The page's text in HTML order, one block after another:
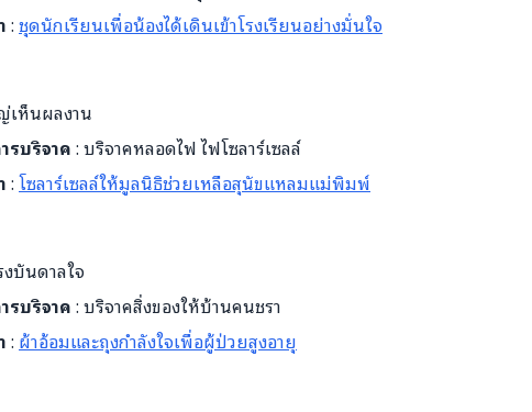
:ชุดนักเรียนเพื่อน้องได้เดินเข้าโรงเรียนอย่างมั่นใจ
เห็นผลงาน
รบริจาค: บริจาคหลอดไฟ ไฟโซลาร์เซลล์
:โซลาร์เซลล์ให้มูลนิธิช่วยเหลือสุนัขแหลมแม่พิมพ์
บันดาลใจ
รบริจาค: บริจาคสิ่งของให้บ้านคนชรา
: ผ้าอ้อมและถุงกำลังใจเพื่อผู้ป่วยสูงอายุ